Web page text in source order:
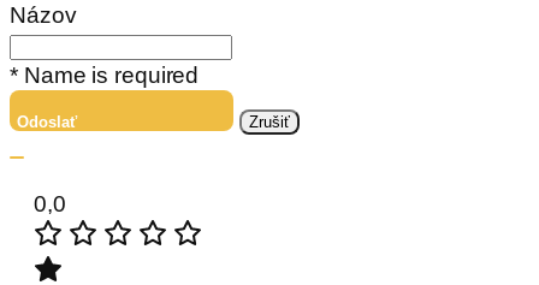
Názov
* Name is required
Odoslať Zrušiť
0,0